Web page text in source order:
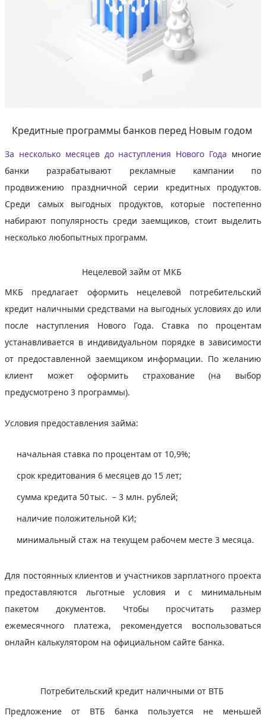
Кредитные программы банков перед Новым годом
За несколько месяцев до наступления Нового Года многие
банки разрабатывают рекламные кампании по
продвижению праздничной серии кредитных продуктов.
Среди самых выгодных продуктов, которые постепенно
набирают популярность среди заемщиков, стоит выделить
несколько любопытных программ.
Нецелевой займ от МКБ
МКБ предлагает оформить нецелевой потребительский
кредит наличными средствами на выгодных условиях до или
после наступления Нового Года. Ставка по процентам
устанавливается в индивидуальном порядке в зависимости
от предоставленной заемщиком информации. По желанию
клиент может оформить страхование (на выбор
предусмотрено 3 программы).
Условия предоставления займа:
начальная ставка по процентам от 10,9%;
срок кредитования 6 месяцев до 15 лет;
сумма кредита 50 тыс. – 3 млн. рублей;
наличие положительной КИ;
минимальный стаж на текущем рабочем месте 3 месяца.
Для постоянных клиентов и участников зарплатного проекта
предоставляются льготные условия и с минимальным
пакетом документов. Чтобы просчитать размер
ежемесячного платежа, рекомендуется воспользоваться
онлайн калькулятором на официальном сайте банка.
Потребительский кредит наличными от ВТБ
Предложение от ВТБ банка пользуется не меньшей